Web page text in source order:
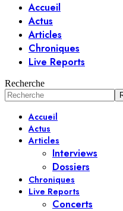
Accueil
Actus
Articles
Chroniques
Live Reports
Recherche
Accueil
Actus
Articles
Interviews
Dossiers
Chroniques
Live Reports
Concerts